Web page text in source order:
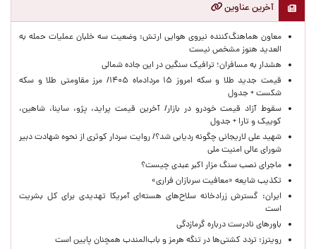
آخرین عناوین
معاون هماهنگ‌کننده نیروی هوایی ارتش: وضعیت سه خلبان عملیات حمله به
العدید هنوز مشخص نیست
هشدار به مسافران؛ ترافیک سنگین در این جاده شمالی
قیمت جدید طلا و سکه امروز ۱۵ مردادماه ۱۴۰۵/ مرز مقاومتی طلا و سکه
شکست + جدول
سقوط آزاد قیمت خودرو در بازار/ آخرین قیمت پراید، پژو، ساینا، شاهین،
کوییک و تارا + جدول
شهید علی لاریجانی چگونه ردیابی شد؟/ روایت سردار کوثری از نحوه شهادت دبیر
شورای عالی امنیت ملی
ماجرای نصب سنگ مزار اکبر عبدی چیست؟
تکذیب شایعه «معافیت سربازان فراری»
ایران: گسترش زرادخانه سلاح‌های هسته‌ای آمریکا تهدیدی برای کل بشریت
است
باورهای نادرست درباره گرمازدگی
رویترز: تردد کشتی‌ها در تنگه هرمز و باب‌المندب همچنان پایین است